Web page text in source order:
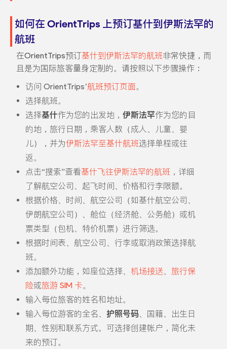
如何在 OrientTrips 上预订基什到伊斯法罕的
航班
在OrientTrips预订基什到伊斯法罕的航班非常快捷，而
且是为国际旅客量身定制的。请按照以下步骤操作：
访问 OrientTrips’航班预订页面。
选择航班。
选择基什作为您的出发地， 伊斯法罕作为您的目
的地，旅行日期，乘客人数（成人、儿童、婴
儿），并为伊斯法罕至基什航班选择单程或往
返。
点击“搜索”查看基什飞往伊斯法罕的航班 ，详细
了解航空公司、起飞时间、价格和行李限额。
根据价格、时间、航空公司（如基什航空公司、
伊朗航空公司）、舱位（经济舱、公务舱）或机
票类型（包机、特价机票）进行筛选。
根据时间表、航空公司、行李或取消政策选择航
班。
添加额外功能，如座位选择、 机场接送、 旅行保
险或旅游 SIM 卡。
输入每位旅客的姓名和地址。
输入每位游客的全名、 护照号码、国籍、出生日
期、性别和联系方式。可选择创建帐户，简化未
来的预订。